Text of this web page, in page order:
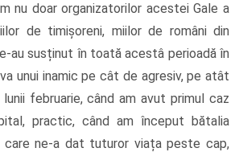
nu doar organizatorilor acestei Gale a
de timișoreni, miilor de români din
au susținut în toată acestâ perioadă în
unui inamic pe cât de agresiv, pe atât
februarie, când am avut primul caz
practic, când am început bătalia
care ne-a dat tuturor viața peste cap,